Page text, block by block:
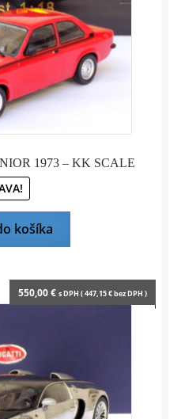
1973 – KK SCALE
košíka
550,00€ s DPH (447,15€bez DPH )